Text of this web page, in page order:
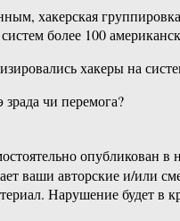
хакерская
более 100
хакеры на
чи перемога?
опубликован в
ваши авторские и/или
Нарушение будет в